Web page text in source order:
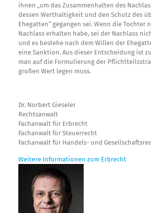
ihnen „um das Zusammenhalten des
dessen Werthaltigkeit und den Schutz des
Ehegatten“ gegangen sei. Wenn die Tochter
Nachlass erhalten habe, sei der Nachlass
und es bestehe nach dem Willen der
eine Sanktion. Aus dieser Entscheidung ist
man auf die Formulierung der
großen Wert legen muss.
Dr. Norbert Gieseler
Rechtsanwalt
Fachanwalt für Erbrecht
Fachanwalt für Steuerrecht
Fachanwalt für Handels- und
Weitere Informationen zum Erbrecht